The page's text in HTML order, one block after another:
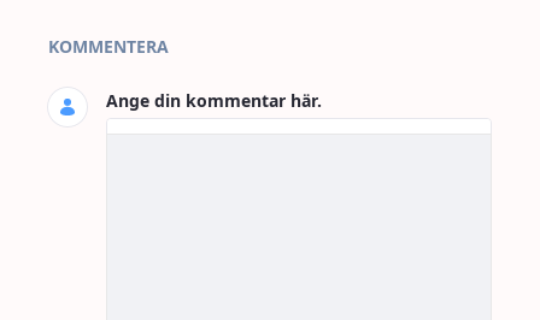
Kommentarer
KOMMENTERA
Ange din kommentar här.